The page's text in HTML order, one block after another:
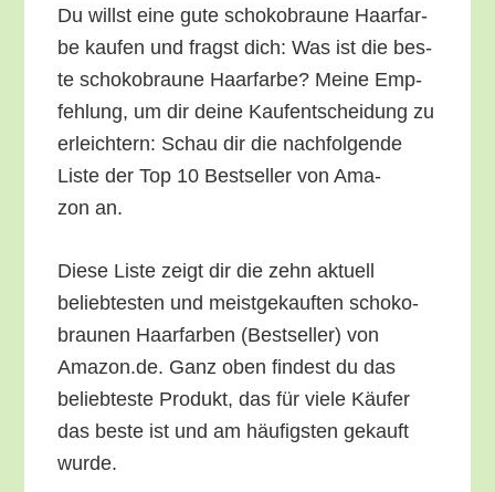
Du willst eine gute scho­ko­brau­ne Haar­far­
be kau­fen und fragst dich: Was ist die bes­
te scho­ko­brau­ne Haar­far­be? Mei­ne Emp­
feh­lung, um dir dei­ne Kauf­ent­schei­dung zu
erleich­tern: Schau dir die nach­fol­gen­de
Lis­te der Top 10 Best­sel­ler von Ama­
zon an.
Die­se Lis­te zeigt dir die zehn aktu­ell
belieb­tes­ten und meist­ge­kauf­ten scho­ko­
brau­nen Haar­far­ben (Best­sel­ler) von
Amazon.de. Ganz oben fin­dest du das
belieb­tes­te Pro­dukt, das für vie­le Käu­fer
das bes­te ist und am häu­figs­ten gekauft
wurde.